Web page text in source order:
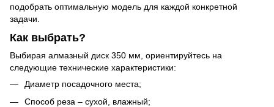
подобрать оптимальную модель для каждой конкретной
задачи.
Как выбрать?
Выбирая алмазный диск 350 мм, ориентируйтесь на
следующие технические характеристики:
Диаметр посадочного места;
Способ реза – сухой, влажный;